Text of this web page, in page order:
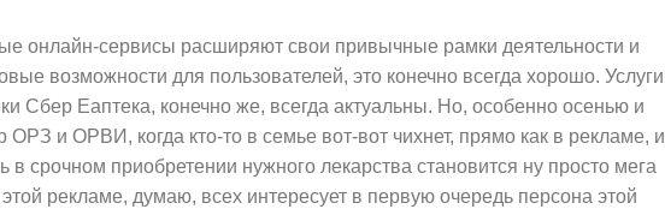
онлайн-сервисы расширяют свои привычные рамки деятельности и
возможности для пользователей, это конечно всегда хорошо. Услуги
Сбер Еаптека, конечно же, всегда актуальны. Но, особенно осенью и
ОРЗ и ОРВИ, когда кто-то в семье вот-вот чихнет, прямо как в рекламе, и
в срочном приобретении нужного лекарства становится ну просто мега
рекламе, думаю, всех интересует в первую очередь персона этой